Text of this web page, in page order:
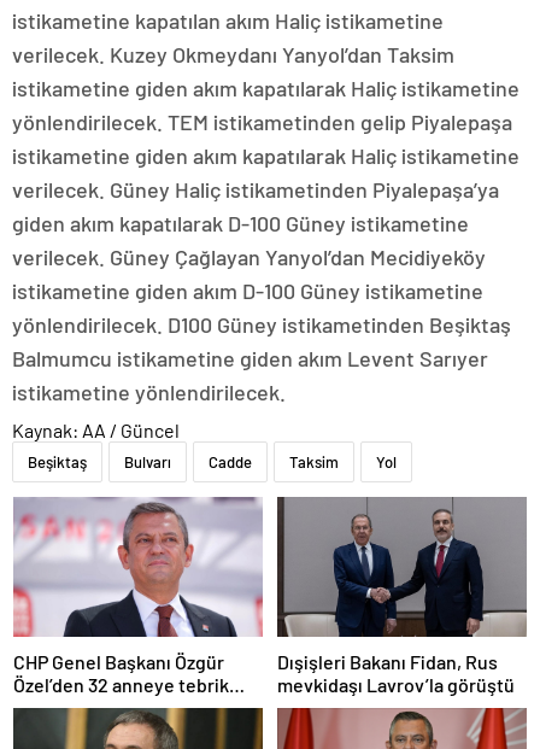
istikametine kapatılan akım Haliç istikametine
verilecek. Kuzey Okmeydanı Yanyol’dan Taksim
istikametine giden akım kapatılarak Haliç istikametine
yönlendirilecek. TEM istikametinden gelip Piyalepaşa
istikametine giden akım kapatılarak Haliç istikametine
verilecek. Güney Haliç istikametinden Piyalepaşa’ya
giden akım kapatılarak D-100 Güney istikametine
verilecek. Güney Çağlayan Yanyol’dan Mecidiyeköy
istikametine giden akım D-100 Güney istikametine
yönlendirilecek. D100 Güney istikametinden Beşiktaş
Balmumcu istikametine giden akım Levent Sarıyer
istikametine yönlendirilecek.
Kaynak: AA / Güncel
Beşiktaş Bulvarı Cadde Taksim Yol
CHP Genel Başkanı Özgür
Özel’den 32 anneye tebrik
telefonu
Dışişleri Bakanı Fidan, Rus
mevkidaşı Lavrov’la görüştü